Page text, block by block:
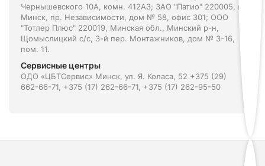
Чернышевского 10А, комн. 412А3; ЗАО "Патио" 220005, г.
Минск, пр. Независимости, дом № 58, офис 301; ООО
"Тотлер Плюс" 220019, Минская обл., Минский р-н,
Щомыслицкий с/с, 3-й пер. Монтажников, дом № 3-16,
пом. 11.
Сервисные центры
ОДО «ЦБТСервис» Минск, ул. Я. Коласа, 52 +375 (29)
662-66-71, +375 (17) 262-66-71, +375 (17) 262-95-50